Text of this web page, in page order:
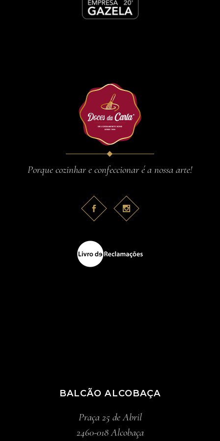
Porque cozinhar e confeccionar é a nossa arte!
BALCÃO ALCOBAÇA
Praça 25 de Abril
2460-018 Alcobaça